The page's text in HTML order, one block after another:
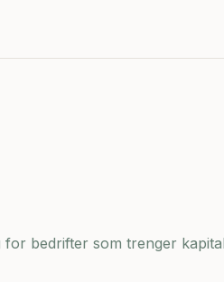
bedrifter som trenger